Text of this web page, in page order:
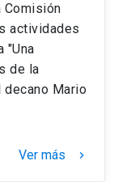
Comisión
actividades
"Una
de la
Mario
Ver más keyboard_arrow_right